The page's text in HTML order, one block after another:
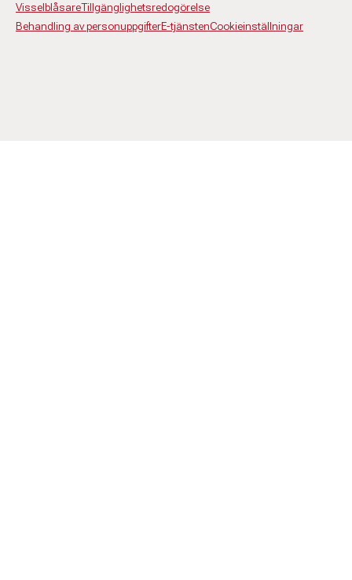
VisselblåsareTillgänglighetsredogörelse
Behandling av personuppgifterE-tjänstenCookieinställningar